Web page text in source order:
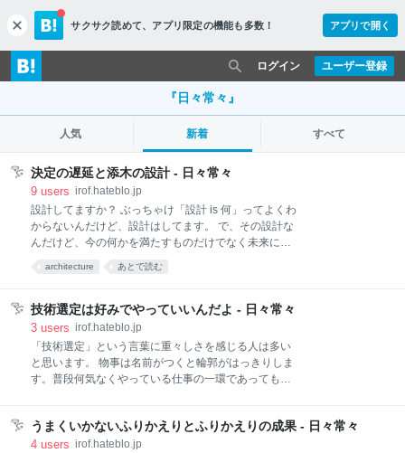
c
l
o
s
サクサク読めて、 アプリ限定の機能も多数！ アプリで開く
ユーザー登録
ログイン
『日々常々』
人気 新着 すべて
決定の遅延と添木の設計 - 日々常々
9 users irof.hateblo.jp
設計してますか？ ぶっちゃけ「設計 is 何」ってよくわ
からないんだけど、設計はしてます。 で、その設計な
んだけど、今の何かを満たすものだけでなく未来に備
える系があるなと思った。 私の中では「決定の遅延」
と「添木」と呼んでるものです。 決定の遅延 決定を遅
ことが起こり、未来がどうなるかはわかりません。 少
し待てば情報が増えることがわかっていることはあり
ます。でもどのような情報が来るかは分かりません。
「すべての情報が揃ってから動けばいい」という選択
もあり、これはこれで一理あります。 ですがそのよう
る必要があります。 そういう時に「決定を遅延させる
設計」を使うことがあります。 決まっている部分を進
architecture あとで読む
技術選定は好みでやっていいんだよ - 日々常々
3 users irof.hateblo.jp
「技術選定」という言葉に重々しさを感じる人は多い
と思います。 物事は名前がつくと輪郭がはっきりしま
す。普段何気なくやっている仕事の一環であっても、
質保証」など、そういう名前を使った時に起こりま
す。 これには良い面もありますが、悪い面の取り扱い
うまくいかないふりかえりとふりかえりの成果 - 日々常々
4 users irof.hateblo.jp